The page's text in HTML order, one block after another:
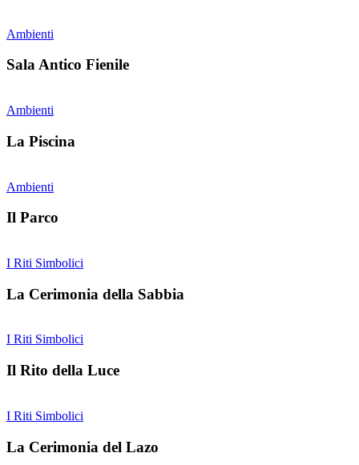
Ambienti
Sala Antico Fienile
Ambienti
La Piscina
Ambienti
Il Parco
I Riti Simbolici
La Cerimonia della Sabbia
I Riti Simbolici
Il Rito della Luce
I Riti Simbolici
La Cerimonia del Lazo